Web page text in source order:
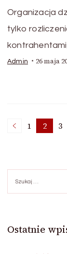
Organizacja
tylko
Admin 26 maja
Strona
1 Strona
2 3
Ostatnie